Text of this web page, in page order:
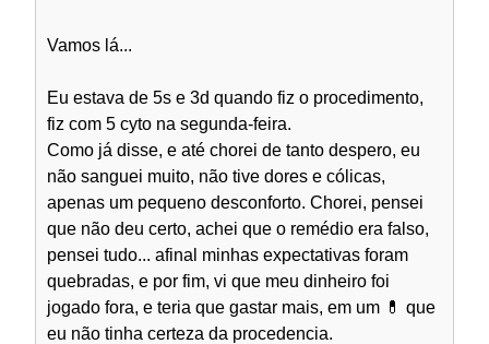
Vamos lá...
Eu estava de 5s e 3d quando fiz o procedimento,
fiz com 5 cyto na segunda-feira.
Como já disse, e até chorei de tanto despero, eu
não sanguei muito, não tive dores e cólicas,
apenas um pequeno desconforto. Chorei, pensei
que não deu certo, achei que o remédio era falso,
pensei tudo... afinal minhas expectativas foram
quebradas, e por fim, vi que meu dinheiro foi
jogado fora, e teria que gastar mais, em um 💊 que
eu não tinha certeza da procedencia.